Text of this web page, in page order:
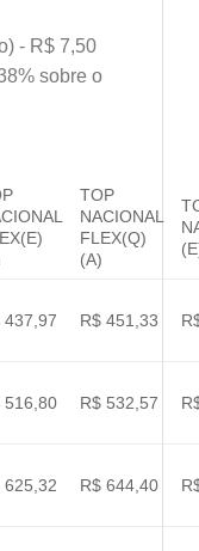
- R$ 7,50
sobre o
TOP
NACIONAL
FLEX(Q)
(A)
437,97 R$ 451,33
516,80 R$ 532,57
625,32 R$ 644,40